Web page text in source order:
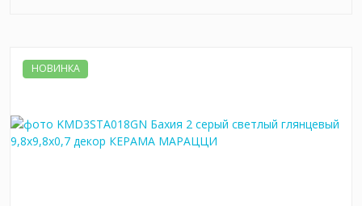
НОВИНКА